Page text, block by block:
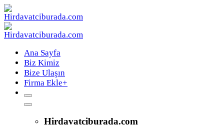
Ana Sayfa
Biz Kimiz
Bize Ulaşın
Firma Ekle+
Hirdavatciburada.com